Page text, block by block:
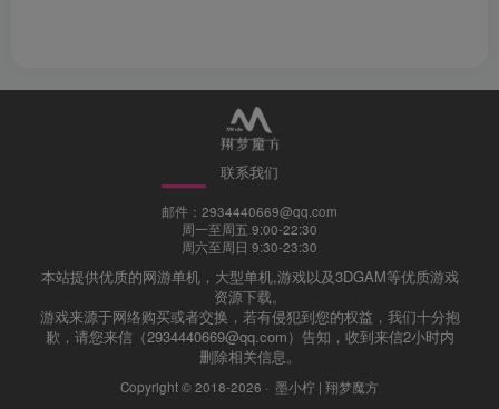
联系我们
邮件：2934440669@qq.com
周一至周五 9:00-22:30
周六至周日 9:30-23:30
本站提供优质的网游单机，大型单机,游戏以及3DGAM等优质游戏
资源下载。
游戏来源于网络购买或者交换，若有侵犯到您的权益，我们十分抱
歉，请您来信（2934440669@qq.com）告知，收到来信2小时内
删除相关信息。
Copyright © 2018-2026 · 墨小柠 | 翔梦魔方